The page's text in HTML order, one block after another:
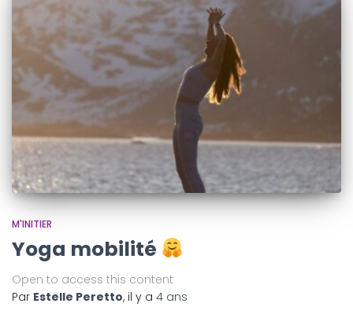
M'INITIER
Yoga mobilité
Open to access this content
Par Estelle Peretto, il y a 4 ans